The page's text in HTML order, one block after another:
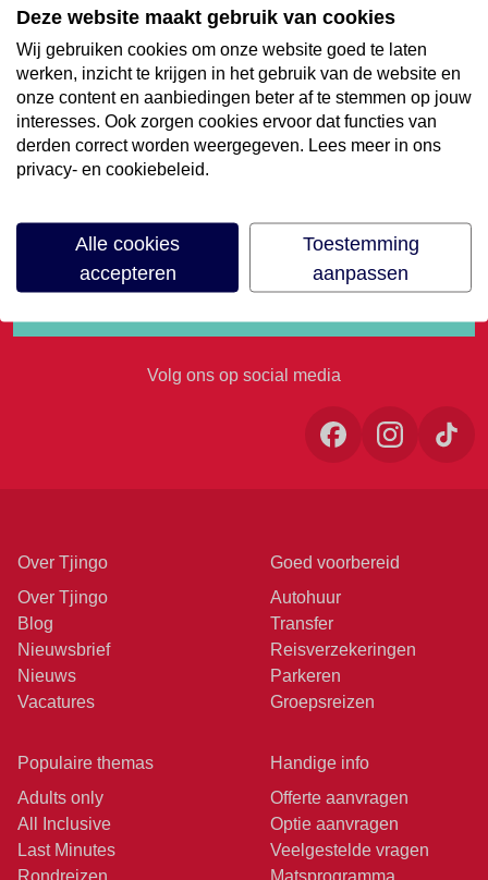
€35,- korting op je
volgende vakantie
Meld je aan voor onze nieuwsbrief
Volg ons op social media
Over Tjingo
Over Tjingo
Blog
Nieuwsbrief
Nieuws
Vacatures
Goed voorbereid
Autohuur
Transfer
Reisverzekeringen
Parkeren
Groepsreizen
Populaire themas
Adults only
All Inclusive
Last Minutes
Rondreizen
Handige info
Offerte aanvragen
Optie aanvragen
Veelgestelde vragen
Matsprogramma
Deze website maakt gebruik van cookies
Wij gebruiken cookies om onze website goed te laten
werken, inzicht te krijgen in het gebruik van de website en
onze content en aanbiedingen beter af te stemmen op jouw
interesses. Ook zorgen cookies ervoor dat functies van
derden correct worden weergegeven. Lees meer in ons
privacy- en cookiebeleid.
Alle cookies
accepteren
Toestemming
aanpassen